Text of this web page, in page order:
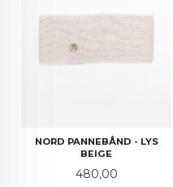
NORD PANNEBÅND - LYS
BEIGE
Pris
480,00